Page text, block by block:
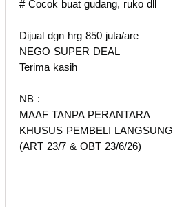
# Cocok buat gudang, ruko dll
Dijual dgn hrg 850 juta/are
NEGO SUPER DEAL
Terima kasih
NB :
MAAF TANPA PERANTARA
KHUSUS PEMBELI LANGSUNG
(ART 23/7 & OBT 23/6/26)